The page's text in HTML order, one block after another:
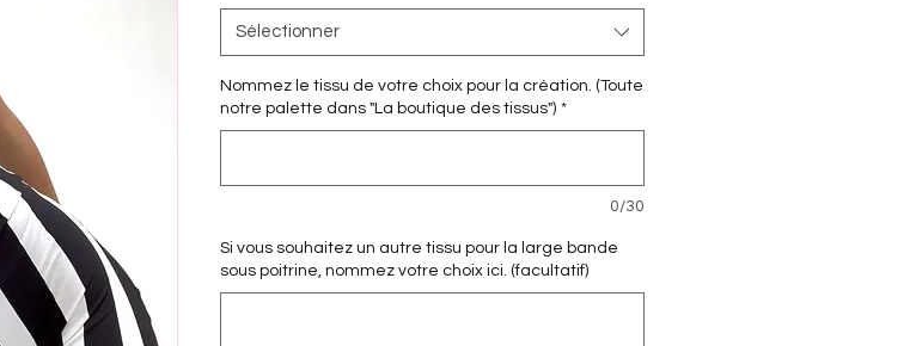
Sélectionner
Nommez le tissu de votre choix pour la création. (Toute
notre palette dans "La boutique des tissus") *
0/30
Si vous souhaitez un autre tissu pour la large bande
sous poitrine, nommez votre choix ici. (facultatif)